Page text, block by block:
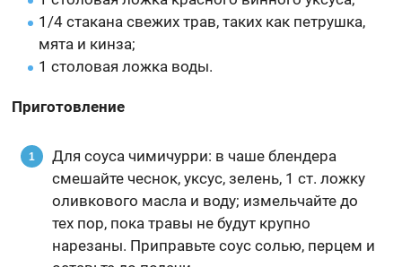
1/4 стакана свежих трав, таких как петрушка,
мята и кинза;
1 столовая ложка воды.
Приготовление
Для соуса чимичурри: в чаше блендера
смешайте чеснок, уксус, зелень, 1 ст. ложку
оливкового масла и воду; измельчайте до
тех пор, пока травы не будут крупно
нарезаны. Приправьте соус солью, перцем и